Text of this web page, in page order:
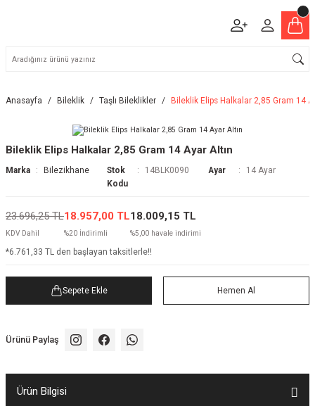
Anasayfa Bileklik Taşlı Bileklikler Bileklik Elips Halkalar 2,85 Gram 14
Bileklik Elips Halkalar 2,85 Gram 14 Ayar Altın
Marka Bilezikhane
Stok
Kodu
14BLK0090 Ayar 14 Ayar
23.696,25 TL
KDV Dahil
18.957,00 TL
%20 İndirimli
18.009,15 TL
%5,00 havale indirimi
*6.761,33 TL den başlayan taksitlerle!!
Sepete Ekle Hemen Al
Ürünü Paylaş
Ürün Bilgisi